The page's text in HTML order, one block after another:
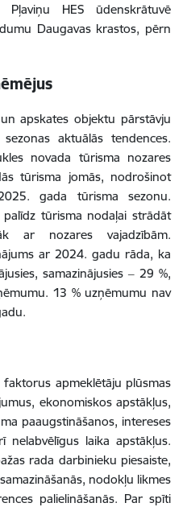
Pļaviņu HES ūdenskrātuvē
Daugavas krastos, pērn
apskates objektu pārstāvju
aktuālās tendences.
novada tūrisma nozares
tūrisma jomās, nodrošinot
gada tūrisma sezonu.
tūrisma nodaļai strādāt
ar nozares vajadzībām.
ar 2024. gadu rāda, ka
samazinājusies ‒ 29 %,
13 % uzņēmumu nav
apmeklētāju plūsmas
ekonomiskos apstākļus,
paaugstināšanos, intereses
laika apstākļus.
rada darbinieku piesaiste,
nodokļu likmes
palielināšanās. Par spīti